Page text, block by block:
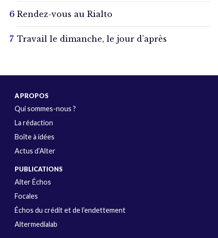
Rendez-vous au Rialto
Travail le dimanche, le jour d’après
A PROPOS
Qui sommes-nous ?
La rédaction
Boîte à idées
Actus d’Alter
PUBLICATIONS
Alter Échos
Focales
Échos du crédit et de l’endettement
Altermedialab